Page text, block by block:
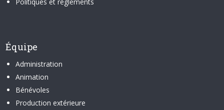
Équipe
Administration
Animation
Bénévoles
Production extérieure